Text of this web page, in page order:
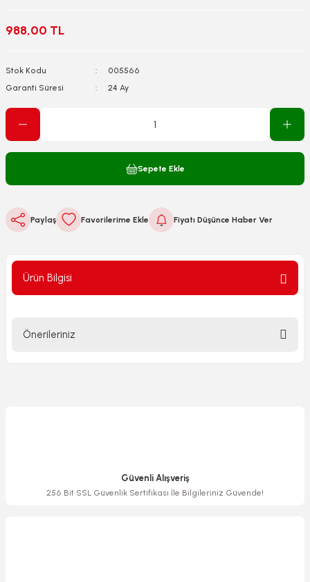
988,00 TL
Stok Kodu
005566
Garanti Süresi
24 Ay
Sepete Ekle
Paylaş Fiyatı Düşünce Haber Ver
Ürün Bilgisi
Önerileriniz
Ürün bilgilerinde hatalar bulunuyor.
Güvenli Alışveriş
256 Bit SSL Güvenlik Sertifikası İle Bilgileriniz Güvende!